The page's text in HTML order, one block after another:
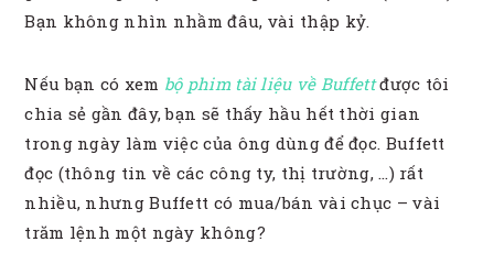
Bạn không nhìn nhầm đâu, vài thập kỷ.
Nếu bạn có xem bộ phim tài liệu về Buffettđược tôi
chia sẻ gần đây, bạn sẽ thấy hầu hết thời gian
trong ngày làm việc của ông dùng để đọc. Buffett
đọc (thông tin về các công ty, thị trường, …) rất
nhiều, nhưng Buffett có mua/bán vài chục – vài
trăm lệnh một ngày không?